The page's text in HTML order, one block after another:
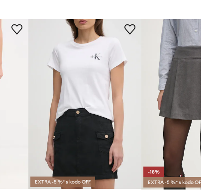
EXTRA -5 %* s kodo OFF
-18%
EXTRA -5 %* s kodo OFF